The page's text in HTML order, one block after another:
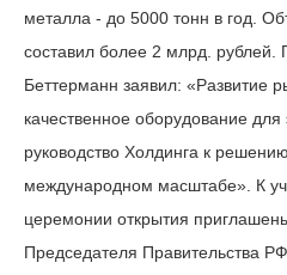
металла - до 5000 тонн в год.
составил более 2 млрд. рублей.
Беттерманн заявил: «Развитие
качественное оборудование
руководство Холдинга к
международном масштабе». К
церемонии открытия
Председателя Правительства